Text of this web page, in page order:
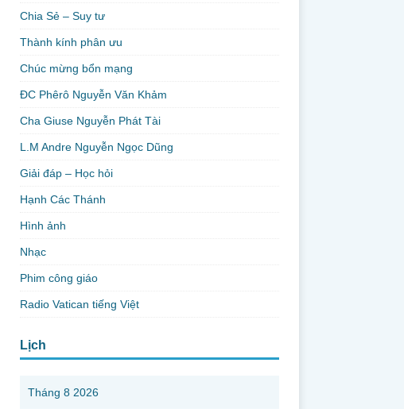
Chia Sẻ – Suy tư
Thành kính phân ưu
Chúc mừng bổn mạng
ĐC Phêrô Nguyễn Văn Khảm
Cha Giuse Nguyễn Phát Tài
L.M Andre Nguyễn Ngọc Dũng
Giải đáp – Học hỏi
Hạnh Các Thánh
Hình ảnh
Nhạc
Phim công giáo
Radio Vatican tiếng Việt
Lịch
Tháng 8 2026